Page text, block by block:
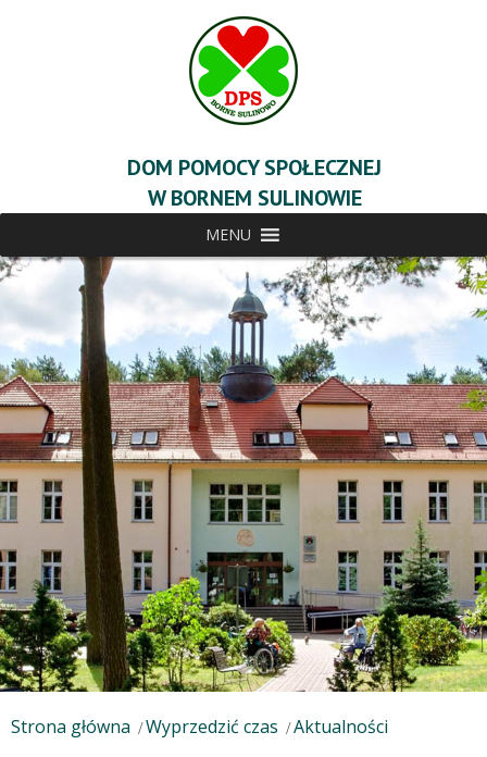
DOM POMOCY SPOŁECZNEJ
W BORNEM SULINOWIE
MENU
Strona główna Wyprzedzić czas Aktualności